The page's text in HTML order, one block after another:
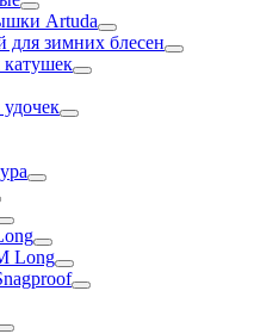
Artuda
для зимних блесен
Long